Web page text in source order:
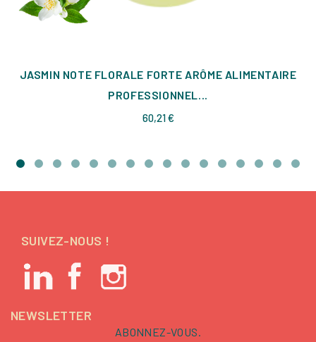
JASMIN NOTE FLORALE FORTE ARÔME ALIMENTAIRE
PROFESSIONNEL...
60,21 €Prix
SUIVEZ-NOUS !
NEWSLETTER
ABONNEZ-VOUS.